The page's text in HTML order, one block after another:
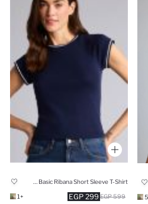
Regular Fit Crew Neck Basic Ribana Short Sleeve T-Shirt
299 EGP 599 EGP
+1